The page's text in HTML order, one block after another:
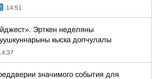
14:51
Эрткен неделяны
кыска допчулалы
значимого события для